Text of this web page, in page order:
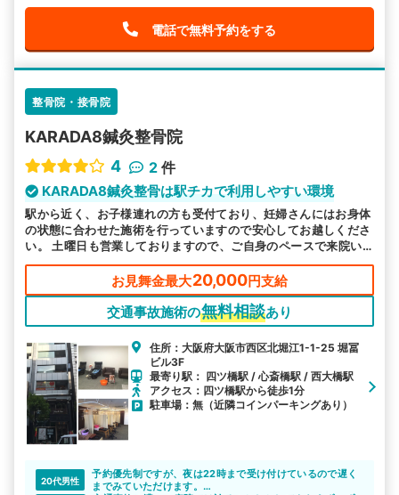
電話で無料予約をする
整骨院・接骨院
KARADA8鍼灸整骨院
4
2 件
KARADA8鍼灸整骨は駅チカで利用しやすい環境
駅から近く、お子様連れの方も受付ており、妊婦さんにはお身体
の状態に合わせた施術を行っていますので安心してお越しくださ
い。 土曜日も営業しておりますので、ご自身のペースで来院い
ただける環境を整えています。
お見舞金最大20,000円支給
交通事故施術の無料相談あり
住所：大阪府大阪市西区北堀江1-1-25 堀冨
ビル3F
最寄り駅： 四ツ橋駅 / 心斎橋駅 / 西大橋駅
アクセス：四ツ橋駅から徒歩1分
駐車場：無（近隣コインパーキングあり）
20代男性
予約優先制ですが、夜は22時まで受け付けているので遅く
までみていただけます。